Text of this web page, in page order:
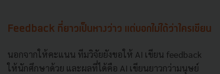
Feedback ที่ยาวเป็นหางว่าว แต่บอกไม่ได้ว่าใครเขียน
นอกจากให้คะแนน ทีมวิจัยยังขอให้ AI เขียน feedback
ให้นักศึกษาด้วย และผลที่ได้คือ AI เขียนยาวกว่ามนุษย์